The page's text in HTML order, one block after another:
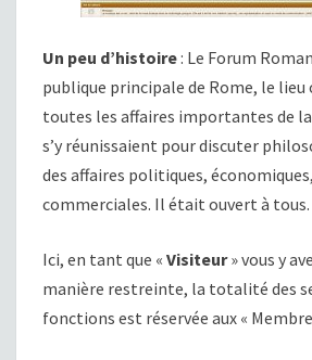
Un peu d’histoire: Le Forum
publique principale de Rome, le
toutes les affaires importantes de
s’y réunissaient pour discuter
des affaires politiques,
commerciales. Il était ouvert à tous.
Ici, en tant que « Visiteur» vous y
manière restreinte, la totalité des
fonctions est réservée aux «